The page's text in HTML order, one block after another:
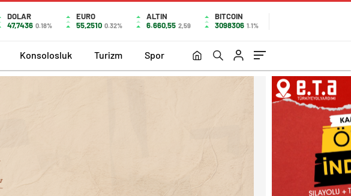
DOLAR
47,7436 0.18%
EURO
55,2510 0.32%
ALTIN
6.660,55 2,59
BITCOIN
3098306 1.1%
Konsolosluk Turizm Spor